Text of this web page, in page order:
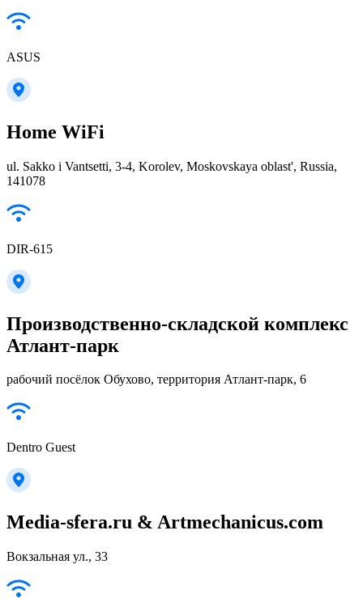
ASUS
Home WiFi
ul. Sakko i Vantsetti, 3-4, Korolev, Moskovskaya oblast', Russia,
141078
DIR-615
Производственно-складской комплекс
Атлант-парк
рабочий посёлок Обухово, территория Атлант-парк, 6
Dentro Guest
Media-sfera.ru & Artmechanicus.com
Вокзальная ул., 33